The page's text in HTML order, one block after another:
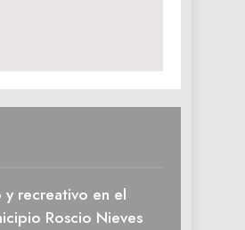
recreativo en el
Roscio Nieves